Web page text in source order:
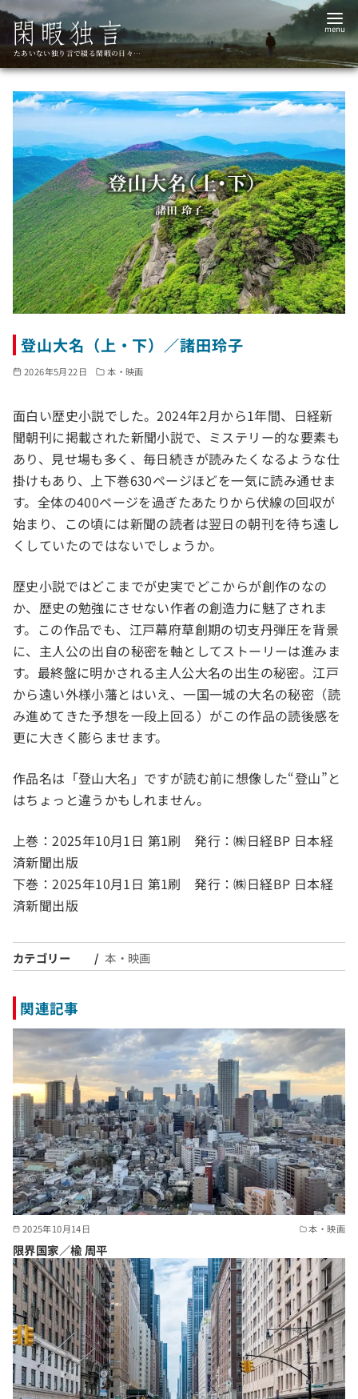
コ
テ
ン
たあいない独り言で綴る閑暇の日々…
登山大名（上・下）／諸田玲子
2026年5月22日 本・映画
面白い歴史小説でした。2024年2月から1年間、日経新
聞朝刊に掲載された新聞小説で、ミステリー的な要素も
あり、見せ場も多く、毎日続きが読みたくなるような仕
掛けもあり、上下巻630ページほどを一気に読み通せま
す。全体の400ページを過ぎたあたりから伏線の回収が
始まり、この頃には新聞の読者は翌日の朝刊を待ち遠し
くしていたのではないでしょうか。
歴史小説ではどこまでが史実でどこからが創作のなの
か、歴史の勉強にさせない作者の創造力に魅了されま
す。この作品でも、江戸幕府草創期の切支丹弾圧を背景
に、主人公の出自の秘密を軸としてストーリーは進みま
す。最終盤に明かされる主人公大名の出生の秘密。江戸
から遠い外様小藩とはいえ、一国一城の大名の秘密（読
み進めてきた予想を一段上回る）がこの作品の読後感を
更に大きく膨らませます。
作品名は「登山大名」ですが読む前に想像した“登山”と
はちょっと違うかもしれません。
上巻：2025年10月1日 第1刷 発行：㈱日経BP 日本経
済新聞出版
下巻：2025年10月1日 第1刷 発行：㈱日経BP 日本経
済新聞出版
カテゴリー 本・映画
関連記事
2025年10月14日 本・映画
限界国家／楡 周平